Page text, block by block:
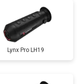
Lynx Pro LH19